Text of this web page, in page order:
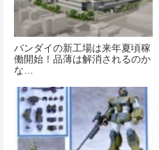
バンダイの新工場は来年夏頃稼
働開始！品薄は解消されるのか
な…